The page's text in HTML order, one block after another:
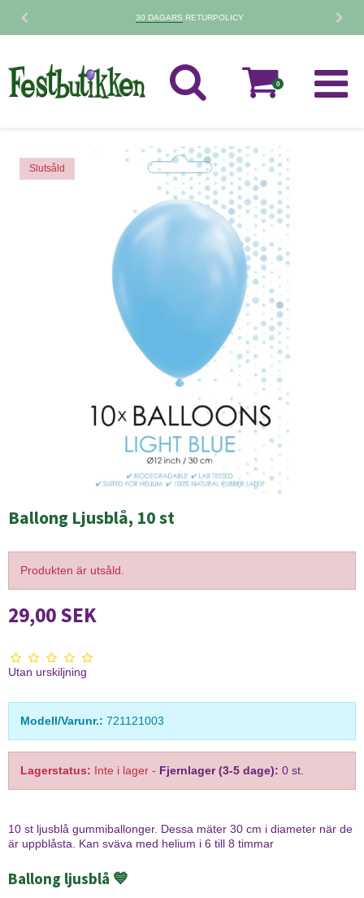
30 DAGARS RETURPOLICY
0
Slutsåld
Ballong Ljusblå, 10 st
Produkten är utsåld.
29,00 SEK
Utan urskiljning
Modell/Varunr.: 721121003
Lagerstatus: Inte i lager - Fjernlager (3-5 dage): 0 st.
10 st ljusblå gummiballonger. Dessa mäter 30 cm i diameter när de
är uppblåsta. Kan sväva med helium i 6 till 8 timmar
Ballong ljusblå 💙